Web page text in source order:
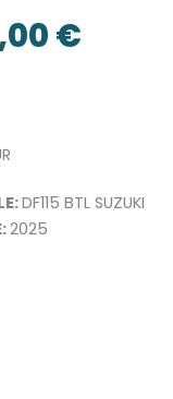
€.
€
est :
DF115 BTL SUZUKI
2025